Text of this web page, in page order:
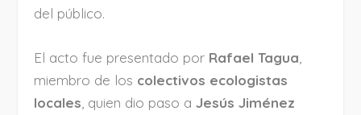
del público.
El acto fue presentado por Rafael Tagua
miembro de los colectivos ecologistas
locales , quien dio paso aJesús Jiménez